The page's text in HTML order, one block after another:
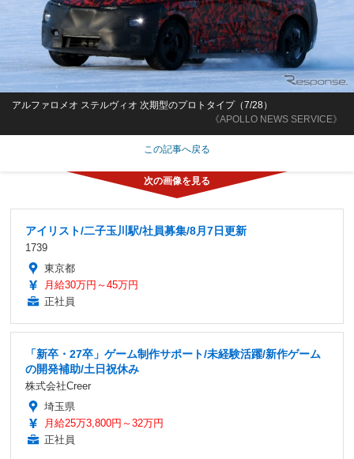
《APOLLO NEWS SERVICE》
アルファロメオ ステルヴィオ 次期型のプロトタイプ（7/28）
この記事へ戻る
アイリスト/二子玉川駅/社員募集/8月7日更新
1739
東京都
月給30万円～45万円
正社員
「新卒・27卒」ゲーム制作サポート/未経験活躍/新作ゲーム
の開発補助/土日祝休み
株式会社Creer
埼玉県
月給25万3,800円～32万円
正社員